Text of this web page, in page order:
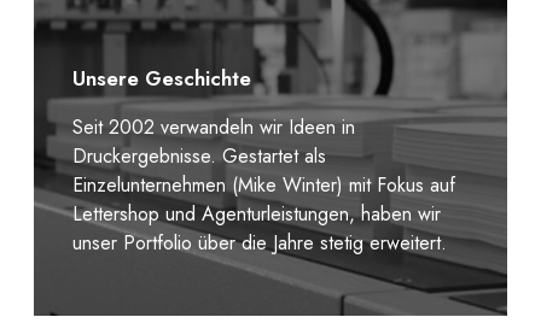
Unsere Geschichte
Seit 2002 verwandeln wir Ideen in
Druckergebnisse. Gestartet als
Einzelunternehmen (Mike Winter) mit Fokus auf
Lettershop und Agenturleistungen, haben wir
unser Portfolio über die Jahre stetig erweitert.